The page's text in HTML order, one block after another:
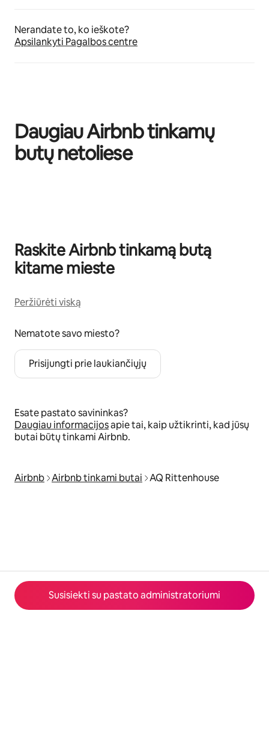
Susisiekti su pastato administratoriumi
Nerandate to, ko ieškote?
Apsilankyti Pagalbos centre
Daugiau Airbnb tinkamų
butų netoliese
Raskite Airbnb tinkamą butą
kitame mieste
Peržiūrėti viską
Nematote savo miesto?
Prisijungti prie laukiančiųjų
Esate pastato savininkas?
Daugiau informacijosapie tai, kaip užtikrinti, kad jūsų
butai būtų tinkami Airbnb.
Airbnb Airbnb tinkami butai AQ Rittenhouse